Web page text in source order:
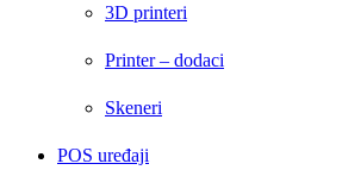
3D printeri
Printer – dodaci
Skeneri
POS uređaji